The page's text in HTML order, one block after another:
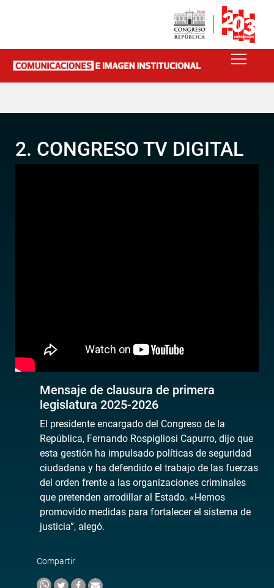
2. CONGRESO TV DIGITAL
Mensaje de clausura de primera
legislatura 2025-2026
El presidente encargado del Congreso de la
República, Fernando Rospigliosi Capurro, dijo que
esta gestión ha impulsado políticas de seguridad
ciudadana y ha defendido el trabajo de las fuerzas
del orden frente a las organizaciones criminales
que pretenden arrodillar al Estado. «Hemos
promovido medidas para fortalecer el sistema de
justicia”, alegó.
Compartir